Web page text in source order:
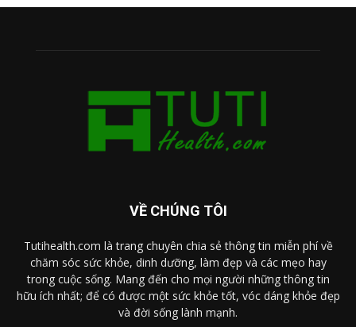
VỀ CHÚNG TÔI
Tutihealth.com là trang chuyên chia sẻ thông tin miễn phí về
chăm sóc sức khỏe, dinh dưỡng, làm đẹp và các mẹo hay
trong cuộc sống. Mang đến cho mọi người những thông tin
hữu ích nhất; để có được một sức khỏe tốt, vóc dáng khỏe đẹp
và đời sống lành mạnh.